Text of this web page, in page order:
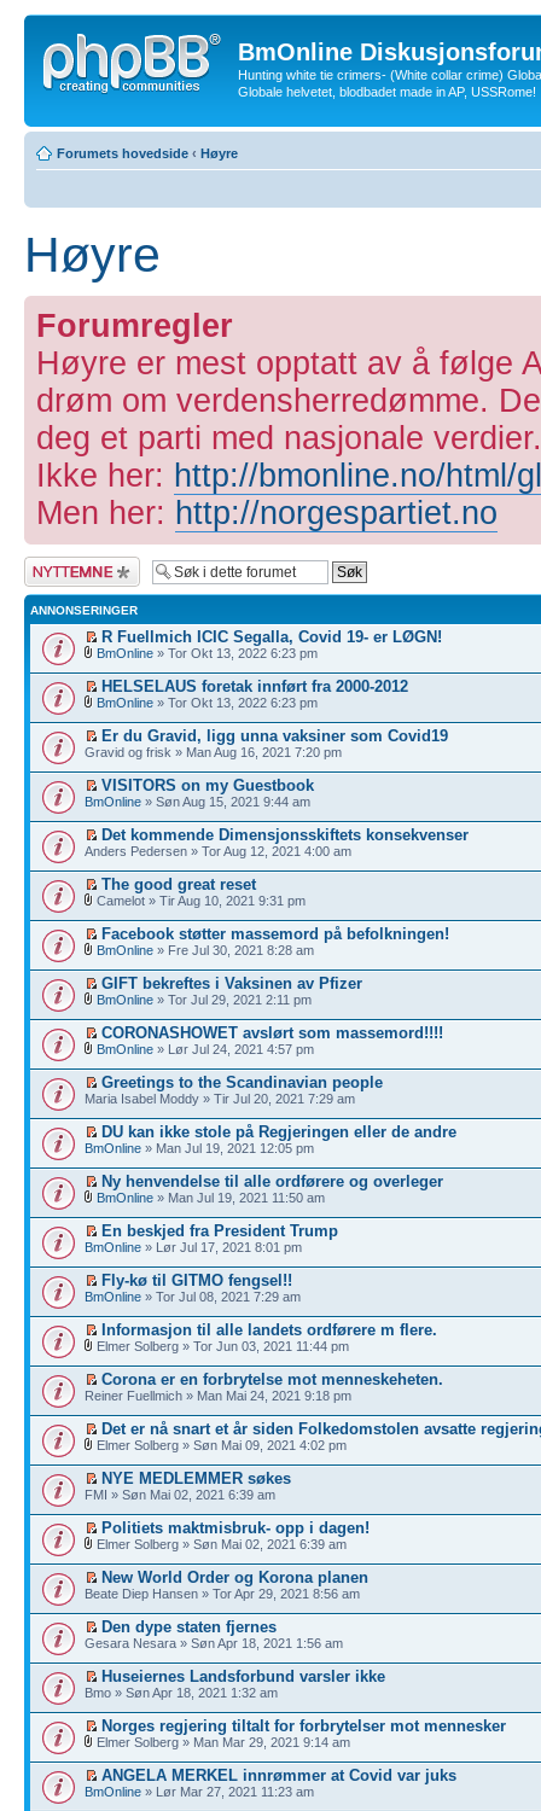
BmOnline
Hunting white tie crimers- (White collar crime)
Globale helvetet, blodbadet made in AP, USSRome!
Forumets hovedside ‹ Høyre
Høyre
Forumregler
Høyre er mest opptatt av å følge
drøm om verdensherredømme.
deg et parti med nasjonale verdier.
Ikke her: http://bmonline.no/html/
Men her: http://norgespartiet.no
Legg inn et nytt
emne
ANNONSERINGER
R Fuellmich ICIC Segalla, Covid 19- er LØGN!
BmOnline » Tor Okt 13, 2022 6:23 pm
HELSELAUS foretak innført fra 2000-2012
BmOnline » Tor Okt 13, 2022 6:23 pm
Er du Gravid, ligg unna vaksiner som Covid19
Gravid og frisk » Man Aug 16, 2021 7:20 pm
VISITORS on my Guestbook
BmOnline » Søn Aug 15, 2021 9:44 am
Det kommende Dimensjonsskiftets konsekvenser
Anders Pedersen » Tor Aug 12, 2021 4:00 am
The good great reset
Camelot » Tir Aug 10, 2021 9:31 pm
Facebook støtter massemord på befolkningen!
BmOnline » Fre Jul 30, 2021 8:28 am
GIFT bekreftes i Vaksinen av Pfizer
BmOnline » Tor Jul 29, 2021 2:11 pm
CORONASHOWET avslørt som massemord!!!!
BmOnline » Lør Jul 24, 2021 4:57 pm
Greetings to the Scandinavian people
Maria Isabel Moddy » Tir Jul 20, 2021 7:29 am
DU kan ikke stole på Regjeringen eller de andre
BmOnline » Man Jul 19, 2021 12:05 pm
Ny henvendelse til alle ordførere og overleger
BmOnline » Man Jul 19, 2021 11:50 am
En beskjed fra President Trump
BmOnline » Lør Jul 17, 2021 8:01 pm
Fly-kø til GITMO fengsel!!
BmOnline » Tor Jul 08, 2021 7:29 am
Informasjon til alle landets ordførere m flere.
Elmer Solberg » Tor Jun 03, 2021 11:44 pm
Corona er en forbrytelse mot menneskeheten.
Reiner Fuellmich » Man Mai 24, 2021 9:18 pm
Det er nå snart et år siden Folkedomstolen avsatte
Elmer Solberg » Søn Mai 09, 2021 4:02 pm
NYE MEDLEMMER søkes
FMI » Søn Mai 02, 2021 6:39 am
Politiets maktmisbruk- opp i dagen!
Elmer Solberg » Søn Mai 02, 2021 6:39 am
New World Order og Korona planen
Beate Diep Hansen » Tor Apr 29, 2021 8:56 am
Den dype staten fjernes
Gesara Nesara » Søn Apr 18, 2021 1:56 am
Huseiernes Landsforbund varsler ikke
Bmo » Søn Apr 18, 2021 1:32 am
Norges regjering tiltalt for forbrytelser mot mennesker
Elmer Solberg » Man Mar 29, 2021 9:14 am
ANGELA MERKEL innrømmer at Covid var juks
BmOnline » Lør Mar 27, 2021 11:23 am